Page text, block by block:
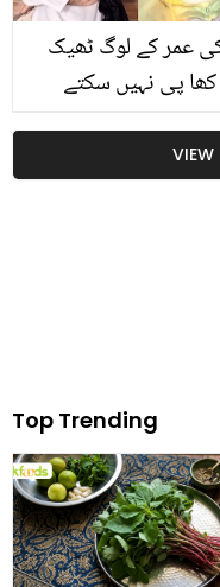
عمر کے لوگ ٹھیک
پی نہیں سکتے
108 سال کی عمر میں اولاد
حاصل کرنے والا
VIEW
Top Trending